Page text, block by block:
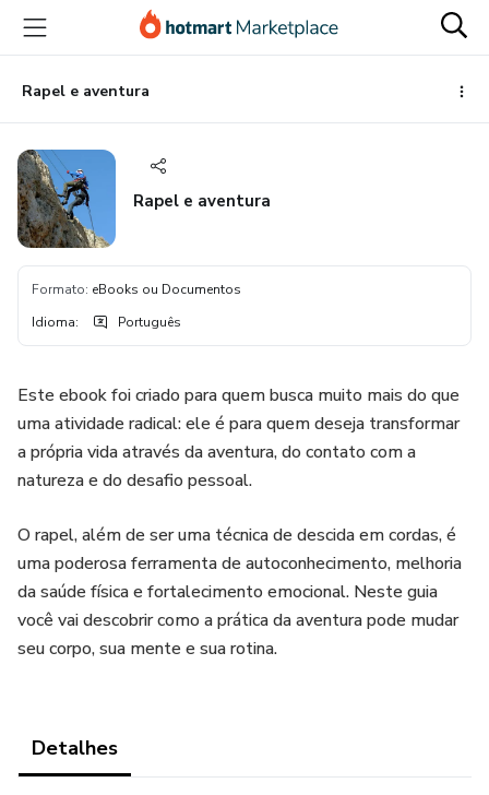
para
conteúdo
principal
para
pagamento
para
rodapéRapel e aventura
Rapel e aventura
Formato: eBooks ou Documentos
Idioma: Português
Este ebook foi criado para quem busca muito mais do que
uma atividade radical: ele é para quem deseja transformar
a própria vida através da aventura, do contato com a
natureza e do desafio pessoal.
O rapel, além de ser uma técnica de descida em cordas, é
uma poderosa ferramenta de autoconhecimento, melhoria
da saúde física e fortalecimento emocional. Neste guia
você vai descobrir como a prática da aventura pode mudar
seu corpo, sua mente e sua rotina.
Detalhes